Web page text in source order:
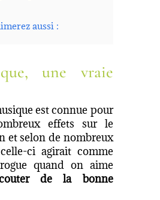
aussi :
une vraie
est connue pour
effets sur le
et selon de nombreux
ci agirait comme
quand on aime
de la bonne